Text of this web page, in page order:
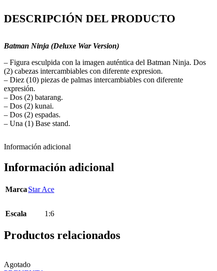
DESCRIPCIÓN DEL PRODUCTO
Batman Ninja (Deluxe War Version)
– Figura esculpida con la imagen auténtica del Batman Ninja. Dos
(2) cabezas intercambiables con diferente expresion.
– Diez (10) piezas de palmas intercambiables con diferente
expresión.
– Dos (2) batarang.
– Dos (2) kunai.
– Dos (2) espadas.
– Una (1) Base stand.
Información adicional
Información adicional
Marca Star Ace
Escala 1:6
Productos relacionados
Agotado